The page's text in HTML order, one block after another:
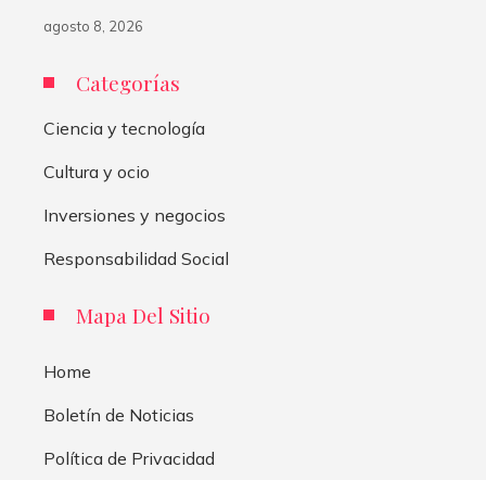
agosto 8, 2026
Categorías
Ciencia y tecnología
Cultura y ocio
Inversiones y negocios
Responsabilidad Social
Mapa Del Sitio
Home
Boletín de Noticias
Política de Privacidad